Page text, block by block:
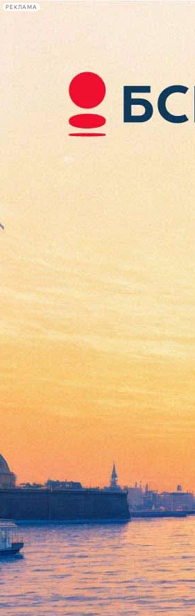
РЕКЛАМА
Сегодня:
2026.08.07
13:02
Афиша Plus
Петербуржцам
фестиваль каши